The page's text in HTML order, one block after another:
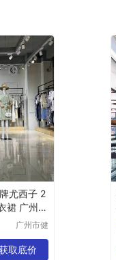
尤西子 2
裙 广州尾
广州市健
限公司
取底价